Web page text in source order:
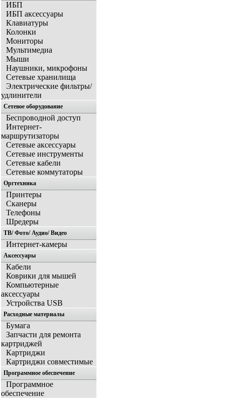
ИБП
ИБП аксессуары
Клавиатуры
Колонки
Мониторы
Мультимедиа
Мыши
Наушники, микрофоны
Сетевые хранилища
Электрические фильтры/
удлинители
Сетевое оборудование
Беспроводной доступ
Интернет-
маршрутизаторы
Сетевые аксессуары
Сетевые инструменты
Сетевые кабели
Сетевые коммутаторы
Оргтехника
Принтеры
Сканеры
Телефоны
Шредеры
ТВ/ Фото/ Аудио/ Видео
Интернет-камеры
Аксессуары
Кабели
Коврики для мышей
Компьютерные
аксессуары
Устройства USB
Расходные материалы
Бумага
Запчасти для ремонта
картриджей
Картриджи
Картриджи совместимые
Программное обеспечение
Программное
обеспечение